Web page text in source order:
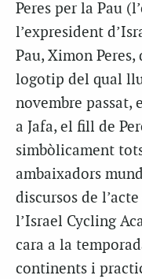
Peres per la Pau
l’expresident
Pau, Ximon
logotip del qual
novembre passat,
a Jafa, el fill de
simbòlicament
ambaixadors
discursos de
l’Israel Cycling
cara a la
continents i